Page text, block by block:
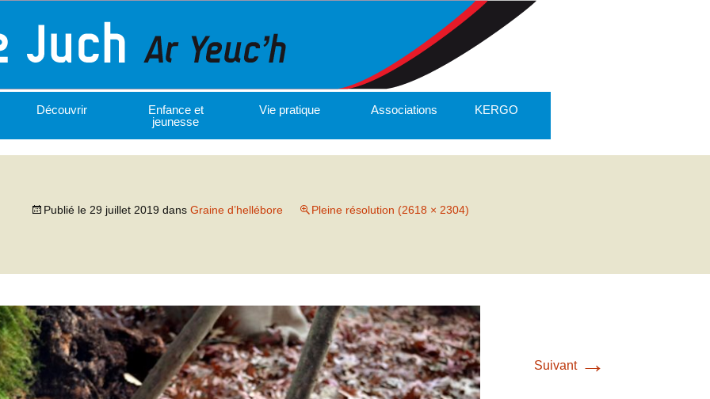
Découvrir
Enfance et
jeunesse
Vie pratique Associations KERGO
Publié le 29 juillet 2019 dans Graine d’hellébore Pleine résolution (2618 × 2304)
Suivant →